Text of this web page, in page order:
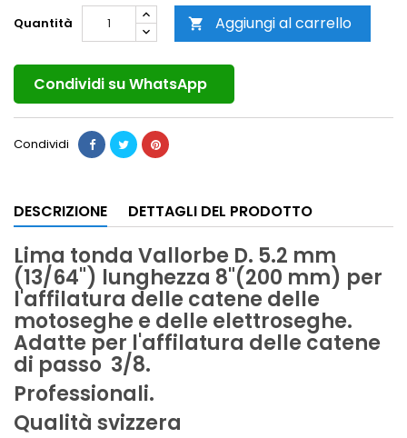
Quantità  Aggiungi al carrello
Condividi su WhatsApp
Condividi
DESCRIZIONE DETTAGLI DEL PRODOTTO
Lima tonda Vallorbe D. 5.2 mm
(13/64") lunghezza 8"(200 mm) per
l'affilatura delle catene delle
motoseghe e delle elettroseghe.
Adatte per l'affilatura delle catene
di passo 3/8.
Professionali.
Qualità svizzera